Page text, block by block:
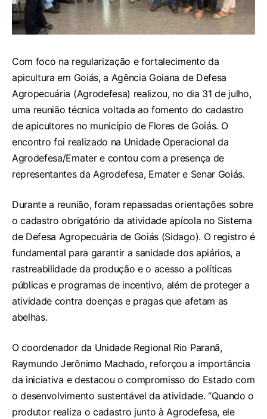
Com foco na regularização e fortalecimento da
apicultura em Goiás, a Agência Goiana de Defesa
Agropecuária (Agrodefesa) realizou, no dia 31 de julho,
uma reunião técnica voltada ao fomento do cadastro
de apicultores no município de Flores de Goiás. O
encontro foi realizado na Unidade Operacional da
Agrodefesa/Emater e contou com a presença de
representantes da Agrodefesa, Emater e Senar Goiás.
Durante a reunião, foram repassadas orientações sobre
o cadastro obrigatório da atividade apícola no Sistema
de Defesa Agropecuária de Goiás (Sidago). O registro é
fundamental para garantir a sanidade dos apiários, a
rastreabilidade da produção e o acesso a políticas
públicas e programas de incentivo, além de proteger a
atividade contra doenças e pragas que afetam as
abelhas.
O coordenador da Unidade Regional Rio Paranã,
Raymundo Jerônimo Machado, reforçou a importância
da iniciativa e destacou o compromisso do Estado com
o desenvolvimento sustentável da atividade. “Quando o
produtor realiza o cadastro junto à Agrodefesa, ele